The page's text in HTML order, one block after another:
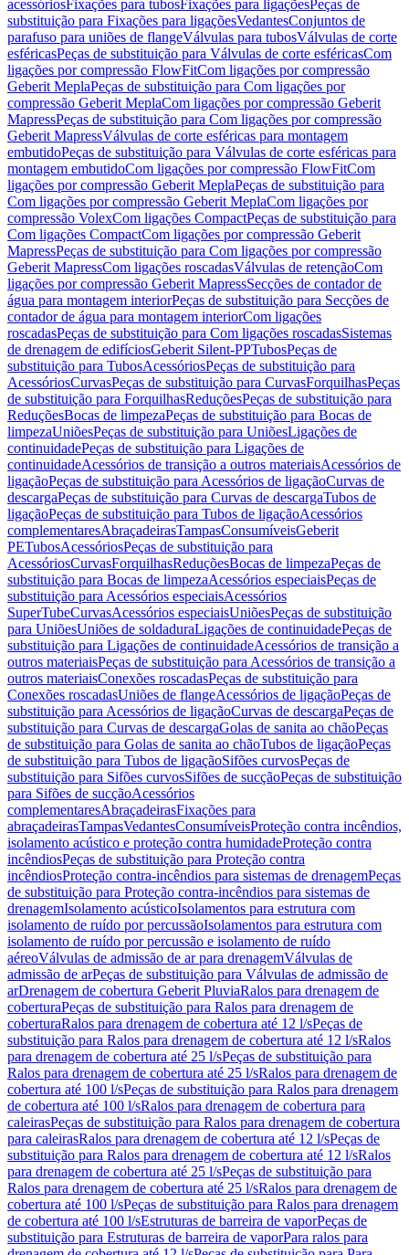
acessóriosFixações para tubosFixações para ligaçõesPeças de
substituição para Fixações para ligaçõesVedantesConjuntos de
parafuso para uniões de flangeVálvulas para tubosVálvulas de corte
esféricasPeças de substituição para Válvulas de corte esféricasCom
ligações por compressão FlowFitCom ligações por compressão
Geberit MeplaPeças de substituição para Com ligações por
compressão Geberit MeplaCom ligações por compressão Geberit
MapressPeças de substituição para Com ligações por compressão
Geberit MapressVálvulas de corte esféricas para montagem
embutidoPeças de substituição para Válvulas de corte esféricas para
montagem embutidoCom ligações por compressão FlowFitCom
ligações por compressão Geberit MeplaPeças de substituição para
Com ligações por compressão Geberit MeplaCom ligações por
compressão VolexCom ligações CompactPeças de substituição para
Com ligações CompactCom ligações por compressão Geberit
MapressPeças de substituição para Com ligações por compressão
Geberit MapressCom ligações roscadasVálvulas de retençãoCom
ligações por compressão Geberit MapressSecções de contador de
água para montagem interiorPeças de substituição para Secções de
contador de água para montagem interiorCom ligações
roscadasPeças de substituição para Com ligações roscadasSistemas
de drenagem de edifíciosGeberit Silent-PPTubosPeças de
substituição para TubosAcessóriosPeças de substituição para
AcessóriosCurvasPeças de substituição para CurvasForquilhasPeças
de substituição para ForquilhasReduçõesPeças de substituição para
ReduçõesBocas de limpezaPeças de substituição para Bocas de
limpezaUniõesPeças de substituição para UniõesLigações de
continuidadePeças de substituição para Ligações de
continuidadeAcessórios de transição a outros materiaisAcessórios de
ligaçãoPeças de substituição para Acessórios de ligaçãoCurvas de
descargaPeças de substituição para Curvas de descargaTubos de
ligaçãoPeças de substituição para Tubos de ligaçãoAcessórios
complementaresAbraçadeirasTampasConsumíveisGeberit
PETubosAcessóriosPeças de substituição para
AcessóriosCurvasForquilhasReduçõesBocas de limpezaPeças de
substituição para Bocas de limpezaAcessórios especiaisPeças de
substituição para Acessórios especiaisAcessórios
SuperTubeCurvasAcessórios especiaisUniõesPeças de substituição
para UniõesUniões de soldaduraLigações de continuidadePeças de
substituição para Ligações de continuidadeAcessórios de transição a
outros materiaisPeças de substituição para Acessórios de transição a
outros materiaisConexões roscadasPeças de substituição para
Conexões roscadasUniões de flangeAcessórios de ligaçãoPeças de
substituição para Acessórios de ligaçãoCurvas de descargaPeças de
substituição para Curvas de descargaGolas de sanita ao chãoPeças
de substituição para Golas de sanita ao chãoTubos de ligaçãoPeças
de substituição para Tubos de ligaçãoSifões curvosPeças de
substituição para Sifões curvosSifões de sucçãoPeças de substituição
para Sifões de sucçãoAcessórios
complementaresAbraçadeirasFixações para
abraçadeirasTampasVedantesConsumíveisProteção contra incêndios,
isolamento acústico e proteção contra humidadeProteção contra
incêndiosPeças de substituição para Proteção contra
incêndiosProteção contra-incêndios para sistemas de drenagemPeças
de substituição para Proteção contra-incêndios para sistemas de
drenagemIsolamento acústicoIsolamentos para estrutura com
isolamento de ruído por percussãoIsolamentos para estrutura com
isolamento de ruído por percussão e isolamento de ruído
aéreoVálvulas de admissão de ar para drenagemVálvulas de
admissão de arPeças de substituição para Válvulas de admissão de
arDrenagem de cobertura Geberit PluviaRalos para drenagem de
coberturaPeças de substituição para Ralos para drenagem de
coberturaRalos para drenagem de cobertura até 12 l/sPeças de
substituição para Ralos para drenagem de cobertura até 12 l/sRalos
para drenagem de cobertura até 25 l/sPeças de substituição para
Ralos para drenagem de cobertura até 25 l/sRalos para drenagem de
cobertura até 100 l/sPeças de substituição para Ralos para drenagem
de cobertura até 100 l/sRalos para drenagem de cobertura para
caleirasPeças de substituição para Ralos para drenagem de cobertura
para caleirasRalos para drenagem de cobertura até 12 l/sPeças de
substituição para Ralos para drenagem de cobertura até 12 l/sRalos
para drenagem de cobertura até 25 l/sPeças de substituição para
Ralos para drenagem de cobertura até 25 l/sRalos para drenagem de
cobertura até 100 l/sPeças de substituição para Ralos para drenagem
de cobertura até 100 l/sEstruturas de barreira de vaporPeças de
substituição para Estruturas de barreira de vaporPara ralos para